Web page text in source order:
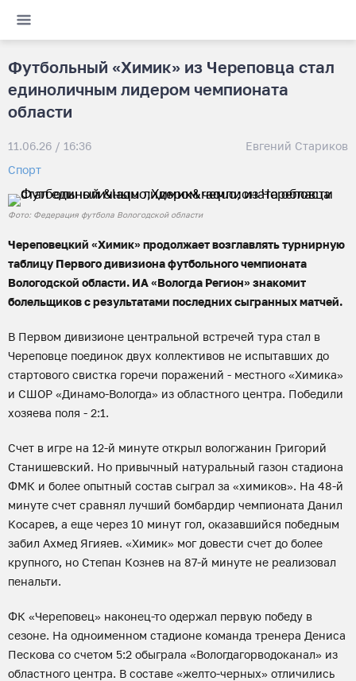
Футбольный «Химик» из Череповца стал
единоличным лидером чемпионата
области
11.06.26 / 16:36
Евгений Стариков
Спорт
Фото: Федерация футбола Вологодской области
Череповецкий «Химик» продолжает возглавлять турнирную
таблицу Первого дивизиона футбольного чемпионата
Вологодской области. ИА «Вологда Регион» знакомит
болельщиков с результатами последних сыгранных матчей.
В Первом дивизионе центральной встречей тура стал в
Череповце поединок двух коллективов не испытавших до
стартового свистка горечи поражений - местного «Химика»
и СШОР «Динамо-Вологда» из областного центра. Победили
хозяева поля - 2:1.
Счет в игре на 12-й минуте открыл вологжанин Григорий
Станишевский. Но привычный натуральный газон стадиона
ФМК и более опытный состав сыграл за «химиков». На 48-й
минуте счет сравнял лучший бомбардир чемпионата Данил
Косарев, а еще через 10 минут гол, оказавшийся победным
забил Ахмед Ягияев. «Химик» мог довести счет до более
крупного, но Степан Кознев на 87-й минуте не реализовал
пенальти.
ФК «Череповец» наконец-то одержал первую победу в
сезоне. На одноименном стадионе команда тренера Дениса
Пескова со счетом 5:2 обыграла «Вологдагорводоканал» из
областного центра. В составе «желто-черных» отличились